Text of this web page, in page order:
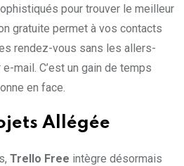
pour trouver le meilleur
gratuite permet à vos contacts
rendez-vous sans les allers-
mail. C’est un gain de temps
en face.
Allégée
Trello Free intègre désormais